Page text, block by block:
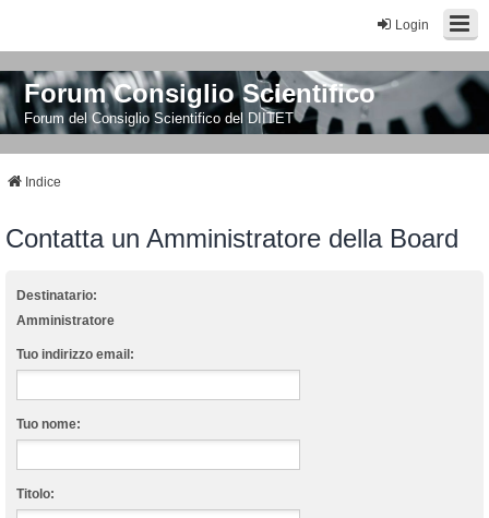
Login
Forum Consiglio Scientifico
Forum del Consiglio Scientifico del DIITET
Indice
Contatta un Amministratore della Board
Destinatario:
Amministratore
Tuo indirizzo email:
Tuo nome:
Titolo: